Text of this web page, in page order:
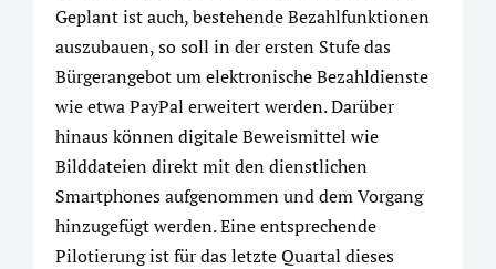
Geplant ist auch, bestehende Bezahlfunktionen
auszubauen, so soll in der ersten Stufe das
Bürgerangebot um elektronische Bezahldienste
wie etwa PayPal erweitert werden. Darüber
hinaus können digitale Beweismittel wie
Bilddateien direkt mit den dienstlichen
Smartphones aufgenommen und dem Vorgang
hinzugefügt werden. Eine entsprechende
Pilotierung ist für das letzte Quartal dieses